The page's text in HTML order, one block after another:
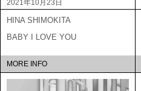
2021年10月23日
HINA SHIMOKITA
BABY I LOVE YOU
MORE INFO